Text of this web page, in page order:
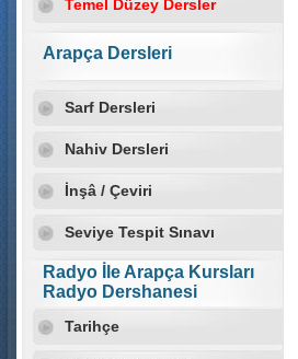
Temel Düzey Dersler
Arapça Dersleri
Sarf Dersleri
Nahiv Dersleri
İnşâ / Çeviri
Seviye Tespit Sınavı
Radyo İle Arapça Kursları
Radyo Dershanesi
Tarihçe